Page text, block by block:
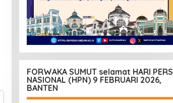
FORWAKA SUMUT selamat HARI PERS
NASIONAL (HPN) 9 FEBRUARI 2026,
BANTEN